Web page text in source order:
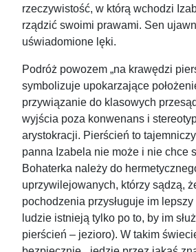
rzeczywistość, w którą wchodzi
rządzić swoimi prawami. Sen
uświadomione lęki.
Podróż powozem „na krawędzi
symbolizuje upokarzające
przywiązanie do klasowych
wyjścia poza konwenans i
arystokracji. Pierścień to
panna Izabela nie może i nie chce
Bohaterka należy do
uprzywilejowanych, którzy sądzą,
pochodzenia przysługuje im
ludzie istnieją tylko po to, by im
pierścień – jezioro). W takim